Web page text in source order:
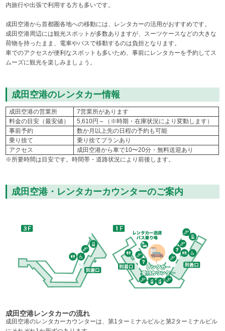
内旅行や出張で利用する方も多いです。
成田空港から首都圏各地への移動には、レンタカーの活用がおすすめです。
成田空港周辺には観光スポットが多数ありますが、スーツケースなどの大きな
荷物を持ったまま、電車やバスで移動するのは負担となります。
車でのアクセスが便利なスポットも多いため、事前にレンタカーを予約してス
ムーズに観光を楽しみましょう。
成田空港のレンタカー情報
成田空港の営業所
7営業所があります
料金の目安（最安値）
5,610円～（※時期・在庫状況により変動します）
事前予約
数か月以上先の日程の予約も可能
乗り捨て
乗り捨てプランあり
アクセス
成田空港から車で10〜20分・無料送迎あり
※所要時間は目安です。時間帯・道路状況により前後します。
成田空港・レンタカーカウンターのご案内
成田空港レンタカーの流れ
成田空港のレンタカーカウンターは、第1ターミナルビルと第2ターミナルビル